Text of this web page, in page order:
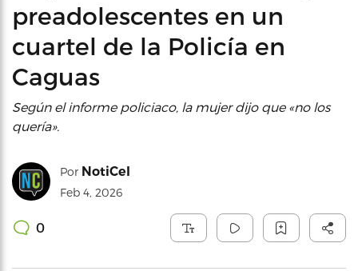
preadolescentes en un
cuartel de la Policía en
Caguas
Según el informe policiaco, la mujer dijo que «no los
quería».
Por NotiCel
Feb 4, 2026
0